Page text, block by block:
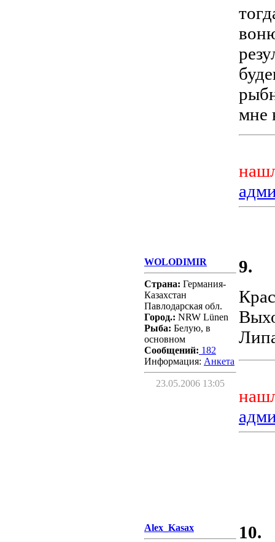
мне
WOLODIMIR
Страна: Германия-
Казахстан
Павлодарская обл.
Город.: NRW Lünen
Рыба: Белую, в
основном
Сообщений: 182
Информация: Aнкета
23.05.2006 13:05
9.
Alex_Kasax
10.